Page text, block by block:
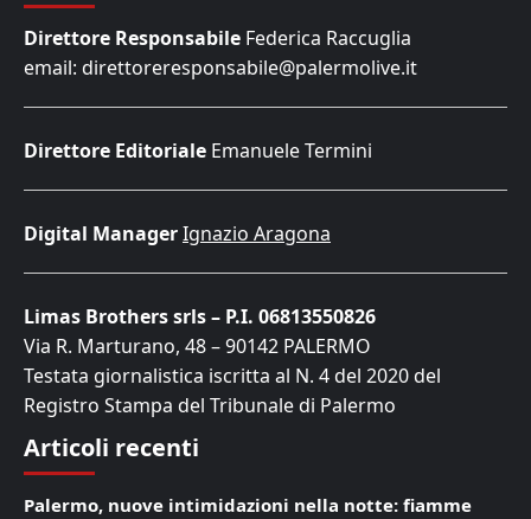
Direttore Responsabile Federica Raccuglia
email: direttoreresponsabile@palermolive.it
Direttore Editoriale Emanuele Termini
Digital ManagerIgnazio Aragona
Limas Brothers srls – P.I. 06813550826
Via R. Marturano, 48 – 90142 PALERMO
Testata giornalistica iscritta al N. 4 del 2020 del
Registro Stampa del Tribunale di Palermo
Articoli recenti
Palermo, nuove intimidazioni nella notte: fiamme